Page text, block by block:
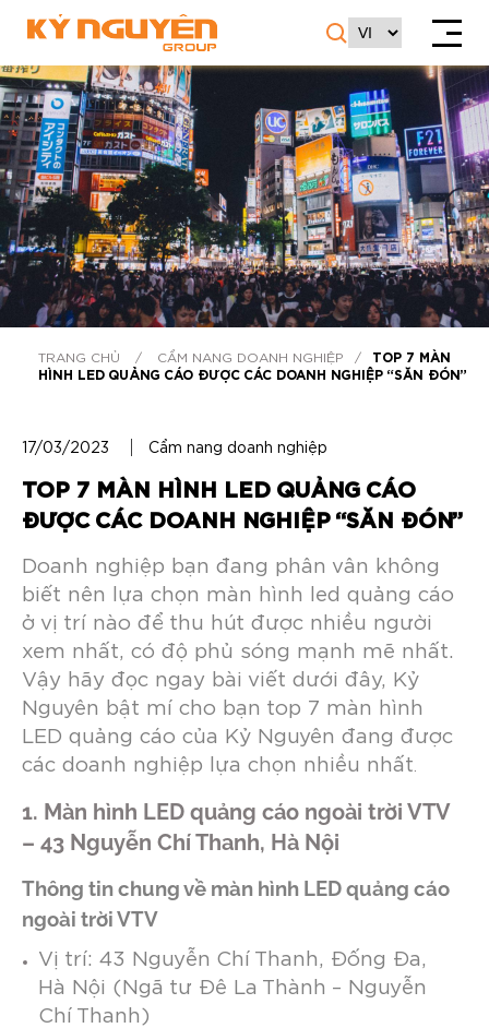
TRANG CHỦ / CẨM NANG DOANH NGHIỆP /
TOP 7 MÀN
HÌNH LED QUẢNG CÁO ĐƯỢC CÁC DOANH NGHIỆP “SĂN ĐÓN”
17/03/2023 Cẩm nang doanh nghiệp
TOP 7 MÀN HÌNH LED QUẢNG CÁO
ĐƯỢC CÁC DOANH NGHIỆP “SĂN ĐÓN”
Doanh nghiệp bạn đang phân vân không
biết nên lựa chọn màn hình led quảng cáo
ở vị trí nào để thu hút được nhiều người
xem nhất, có độ phủ sóng mạnh mẽ nhất.
Vậy hãy đọc ngay bài viết dưới đây, Kỷ
Nguyên bật mí cho bạn top 7 màn hình
LED quảng cáo của Kỷ Nguyên đang được
các doanh nghiệp lựa chọn nhiều nhất.
1. Màn hình LED quảng cáo ngoài trời VTV
– 43 Nguyễn Chí Thanh, Hà Nội
Thông tin chung về màn hình LED quảng cáo
ngoài trời VTV
Vị trí: 43 Nguyễn Chí Thanh, Đống Đa,
Hà Nội (Ngã tư Đê La Thành – Nguyễn
Chí Thanh)